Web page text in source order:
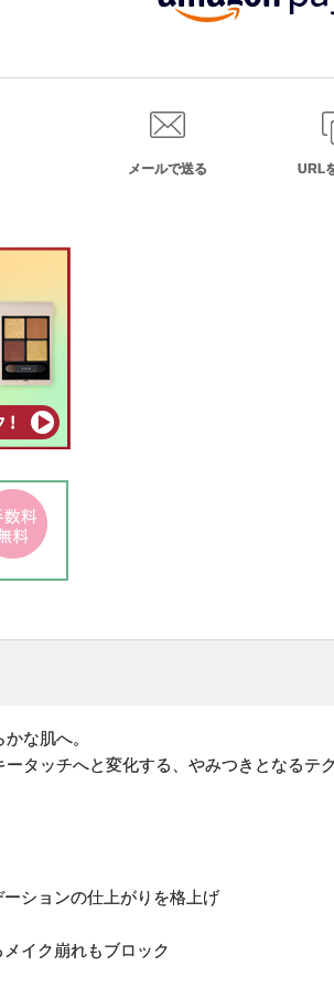
メールで送る URL
な肌へ。
タッチへと変化する、やみつきとなるテ
ションの仕上がりを格上げ
イク崩れもブロック